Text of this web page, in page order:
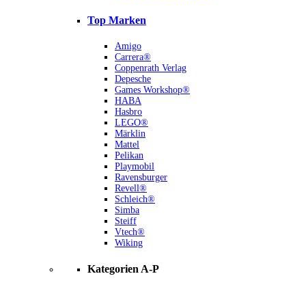
Top Marken
Amigo
Carrera®
Coppenrath Verlag
Depesche
Games Workshop®
HABA
Hasbro
LEGO®
Märklin
Mattel
Pelikan
Playmobil
Ravensburger
Revell®
Schleich®
Simba
Steiff
Vtech®
Wiking
Kategorien A-P